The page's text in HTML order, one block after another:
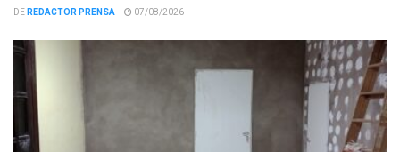
DEREDACTOR PRENSA 07/08/2026